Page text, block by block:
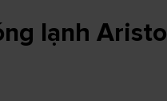
lạnh